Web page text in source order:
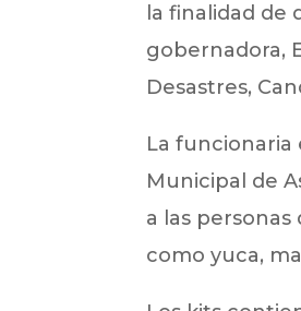
la finalidad de
gobernadora,
Desastres,
La funcionaria
Municipal de
a las
como yuca,